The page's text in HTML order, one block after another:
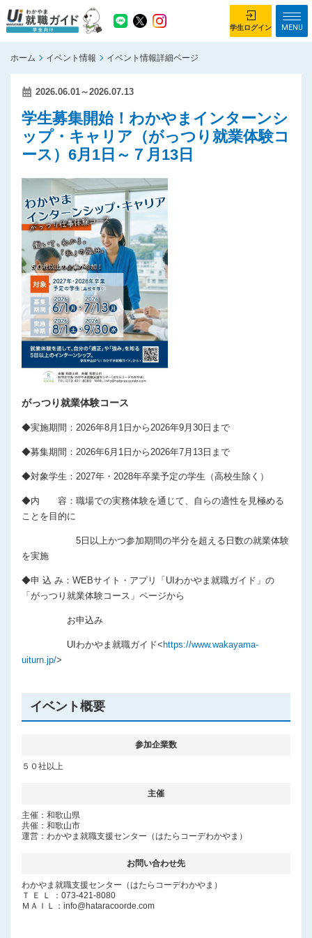
がっつり就業体験コース ちょこっと仕事体験コース
イベント情報 はじめて利用する方へ
総合トップページ
がっつり就業体験コース トップ
ちょこっと仕事体験コース トップ
お問い合わせ
サイトマップ
利用規約
プライバシーポリシー
学生ログイン MENU
ホーム イベント情報 イベント情報詳細ページ
2026.06.01～2026.07.13
学生募集開始！わかやまインターンシ
ップ・キャリア（がっつり就業体験コ
ース）6月1日～７月13日
がっつり就業体験コース
◆実施期間：2026年8月1日から2026年9月30日まで
◆募集期間：2026年6月1日から2026年7月13日まで
◆対象学生：2027年・2028年卒業予定の学生（高校生除く）
◆内 容：職場での実務体験を通じて、自らの適性を見極める
ことを目的に
5日以上かつ参加期間の半分を超える日数の就業体験
を実施
◆申 込 み：WEBサイト・アプリ「UIわかやま就職ガイド」の
「がっつり就業体験コース」ページから
お申込み
UIわかやま就職ガイド< https://www.wakayama-
uiturn.jp/>
イベント概要
参加企業数
５０社以上
主催
主催：和歌山県
共催：和歌山市
運営：わかやま就職支援センター（はたらコーデわかやま）
お問い合わせ先
わかやま就職支援センター（はたらコーデわかやま）
Ｔ Ｅ Ｌ ：073-421-8080
ＭＡＩＬ：info@hataracoorde.com